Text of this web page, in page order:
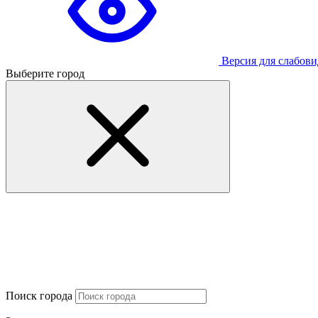
Версия для
Выберите город
Поиск города